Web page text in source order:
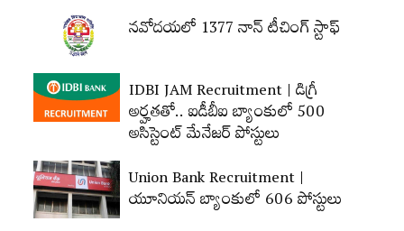
నవోదయలో 1377 నాన్‌ టీచింగ్‌ స్టాఫ్‌
IDBI JAM Recruitment | డిగ్రీ
అర్హ‌త‌తో.. ఐడీబీఐ బ్యాంకులో 500
అసిస్టెంట్‌ మేనేజర్‌ పోస్టులు
Union Bank Recruitment |
యూనియన్ బ్యాంకులో 606 పోస్టులు